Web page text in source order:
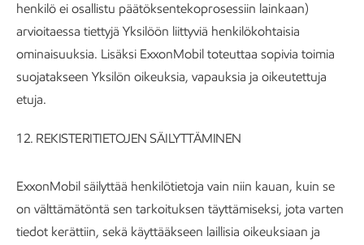
henkilö ei osallistu päätöksentekoprosessiin lainkaan)
arvioitaessa tiettyjä Yksilöön liittyviä henkilökohtaisia
ominaisuuksia. Lisäksi ExxonMobil toteuttaa sopivia toimia
suojatakseen Yksilön oikeuksia, vapauksia ja oikeutettuja
etuja.
12. REKISTERITIETOJEN SÄILYTTÄMINEN
ExxonMobil säilyttää henkilötietoja vain niin kauan, kuin se
on välttämätöntä sen tarkoituksen täyttämiseksi, jota varten
tiedot kerättiin, sekä käyttääkseen laillisia oikeuksiaan ja